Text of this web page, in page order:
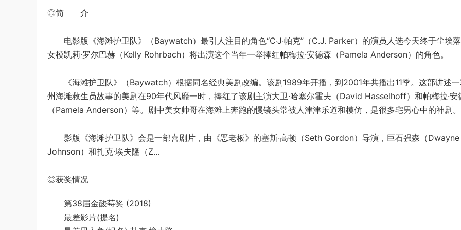
◎简 介
电影版《海滩护卫队》（Baywatch）最引人注目的角色“C·J·帕克”（C.J. Parker）的演员人选今天终于尘埃落
女模凯莉·罗尔巴赫（Kelly Rohrbach）将出演这个当年一举捧红帕梅拉·安德森（Pamela Anderson）的角色。
《海滩护卫队》（Baywatch）根据同名经典美剧改编。该剧1989年开播，到2001年共播出11季。这部讲述一
州海滩救生员故事的美剧在90年代风靡一时，捧红了该剧主演大卫·哈塞尔霍夫（David Hasselhoff）和帕梅拉·安
（Pamela Anderson）等。剧中美女帅哥在海滩上奔跑的慢镜头常被人津津乐道和模仿，是很多宅男心中的神剧。
影版《海滩护卫队》会是一部喜剧片，由《恶老板》的塞斯·高顿（Seth Gordon）导演，巨石强森（Dwayne
Johnson）和扎克·埃夫隆（Z…
◎获奖情况
第38届金酸莓奖 (2018)
最差影片(提名)